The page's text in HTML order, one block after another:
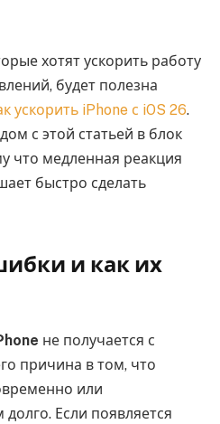
хотят ускорить работу
будет полезна
ускорить iPhone с iOS 26.
с этой статьей в блок
что медленная реакция
быстро сделать
и как их
не получается с
причина в том, что
или
Если появляется